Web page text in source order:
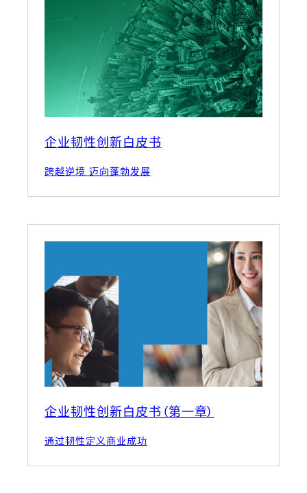
企业韧性创新白皮书
跨越逆境 迈向蓬勃发展
企业韧性创新白皮书（第一章）
通过韧性定义商业成功